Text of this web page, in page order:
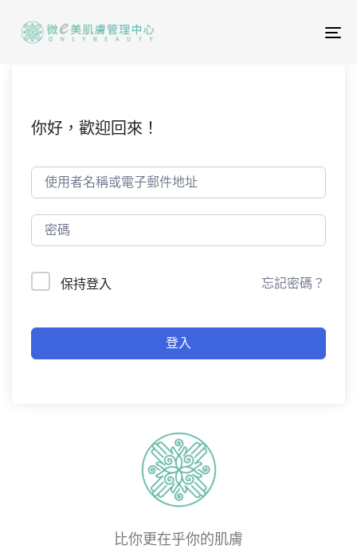
你好，歡迎回來！
保持登入 忘記密碼？
登入
比你更在乎你的肌膚